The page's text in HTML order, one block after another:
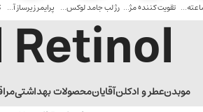
تقویت‌ کننده مژ... رژ لب جامد لوکس... پرایمر زیرساز آ...
موبدنعطر و ادکلنآقایانمحصولات بهداشتی